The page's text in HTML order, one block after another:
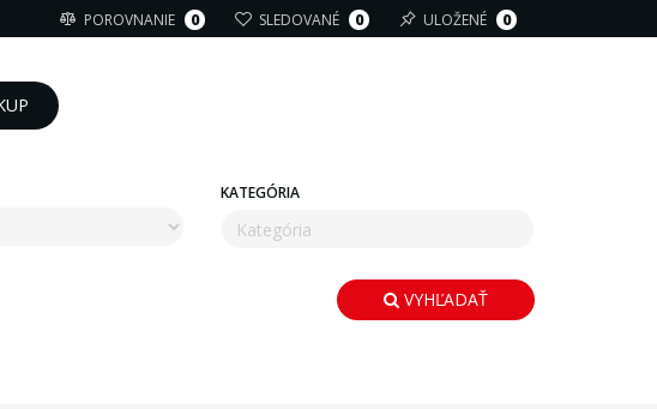
POROVNANIE 0 SLEDOVANÉ 0 ULOŽENÉ 0
KATEGÓRIA
VYHĽADAŤ